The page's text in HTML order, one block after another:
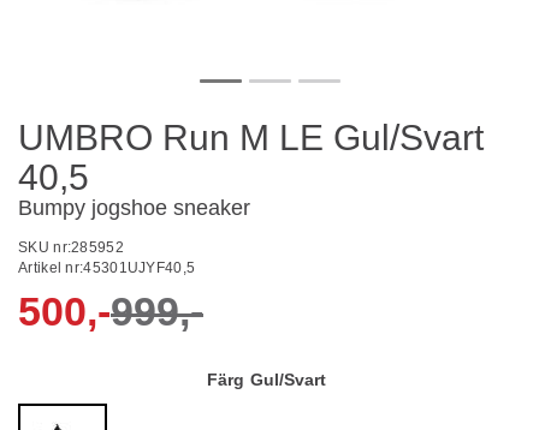
UMBRO Run M LE Gul/Svart
40,5
Bumpy jogshoe sneaker
SKU nr:285952
Artikel nr:45301UJYF40,5
500,-999,-
Färg Gul/Svart